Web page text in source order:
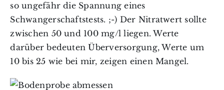
so ungefähr die Spannung eines
Schwangerschaftstests. ;-) Der Nitratwert sollte
zwischen 50 und 100 mg/l liegen. Werte
darüber bedeuten Überversorgung, Werte um
10 bis 25 wie bei mir, zeigen einen Mangel.